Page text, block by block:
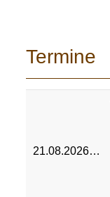
Termine
21.08.2026…